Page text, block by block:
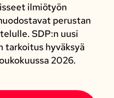
ilmiötyön
perustan
SDP:n uusi
tarkoitus hyväksyä
2026.